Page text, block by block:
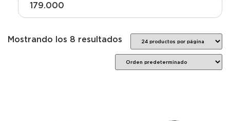
Mostrando los 8 resultados